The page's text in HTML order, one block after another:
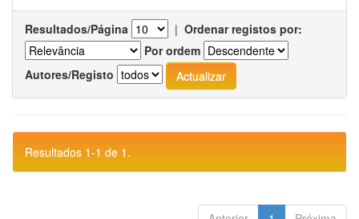
Resultados/Página | Ordenar registos por:
Por ordem
Autores/Registo
Resultados 1-1 de 1.